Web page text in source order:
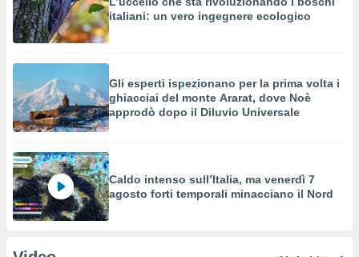
italiani: un vero ingegnere ecologico
Gli esperti ispezionano per la prima volta i
ghiacciai del monte Ararat, dove Noè
approdò dopo il Diluvio Universale
Caldo intenso sull’Italia, ma venerdì 7
agosto forti temporali minacciano il Nord